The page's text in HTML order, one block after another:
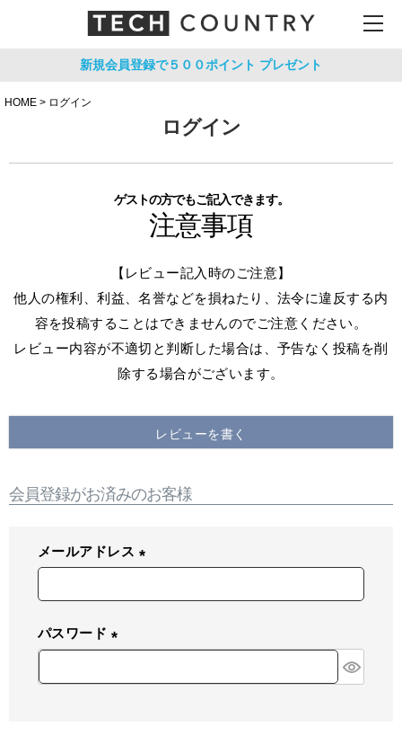
新規会員登録で５００ポイント プレゼント
HOME ログイン
ログイン
ゲストの方でもご記入できます。
注意事項
【レビュー記入時のご注意】
他人の権利、利益、名誉などを損ねたり、法令に違反する内
容を投稿することはできませんのでご注意ください。
レビュー内容が不適切と判断した場合は、予告なく投稿を削
除する場合がございます。
レビューを書く
会員登録がお済みのお客様
メールアドレス
必
パスワード
必